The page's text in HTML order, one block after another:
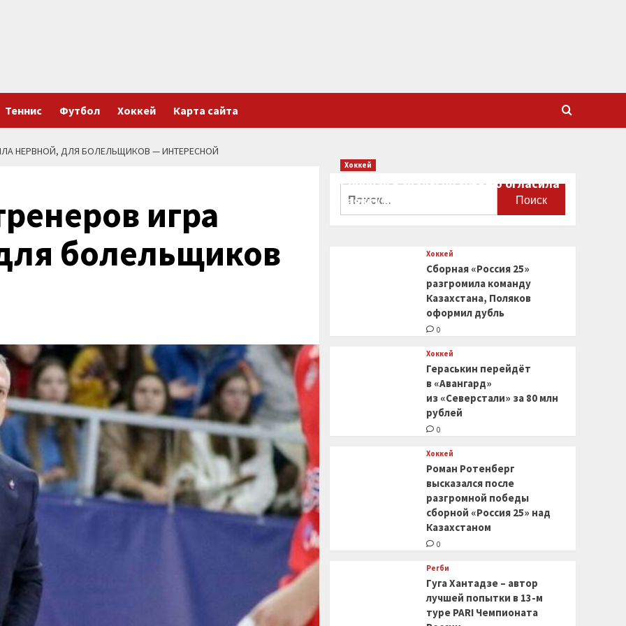
Теннис Футбол Хоккей Карта сайта
НЕРВНОЙ, ДЛЯ БОЛЕЛЬЩИКОВ — ИНТЕРЕСНОЙ
игра
болельщиков
Хоккей
Сборная Канады по хоккею огласила
заявку на чемпионат мира
Хоккей
Сборная «Россия 25»
разгромила команду
Казахстана, Поляков
оформил дубль
0
Хоккей
Гераськин перейдёт
в «Авангард»
из «Северстали» за 80 млн
рублей
0
Хоккей
Роман Ротенберг
высказался после
разгромной победы
сборной «Россия 25» над
Казахстаном
0
Регби
Гуга Хантадзе – автор
лучшей попытки в 13-м
туре PARI Чемпионата